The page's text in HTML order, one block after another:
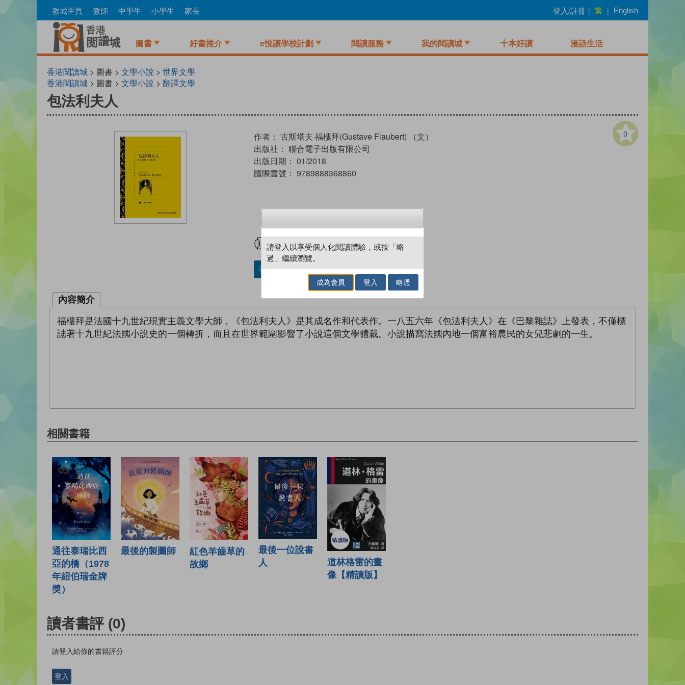
to
教城主頁 教師 中學生 小學生 家長 登入/註冊 | 繁 | English
圖書 好書推介 e悅讀學校計劃 閱讀服務 我的閱讀城 十本好讀 漫話生活
香港閱讀城 > 圖書 > 文學小說 > 世界文學
香港閱讀城 > 圖書 > 文學小說 > 翻譯文學
包法利夫人
0
作者： 古斯塔夫·福樓拜(Gustave Flaubert) （文）
出版社： 聯合電子出版有限公司
出版日期： 01/2018
國際書號： 9789888368860
試閲 加入閱讀紀錄
加入／閱讀電子書
內容簡介
福樓拜是法國十九世紀現實主義文學大師，《包法利夫人》是其成名作和代表作。一八五六年《包法利夫人》在《巴黎雜誌》上發表，不僅標
誌著十九世紀法國小說史的一個轉折，而且在世界範圍影響了小說這個文學體裁。小說描寫法國內地一個富裕農民的女兒悲劇的一生。
相關書籍
通往泰瑞比西
亞的橋（1978
年紐伯瑞金牌
獎）
最後的製圖師
紅色羊齒草的
故鄉
最後一位說書
人
道林格雷的畫
像【精讀版】
讀者書評 (0)
請登入給你的書籍評分
登入
請登入以享受個人化閱讀體驗，或按「略
過」繼續瀏覽。
成為會員 登入 略過